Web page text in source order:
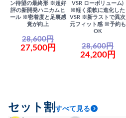
ン待望の最終形 ※超好
評の新開発ハニカムヒ
ール ※密着度と足裏感
覚が向上
28,600円
27,500円
VSR ローボリューム)
※軽く柔軟に進化した
VSR ※新ラストで異次
元フィット感 ※予約も
OK
28,600円
24,200円
セット割 すべて見る